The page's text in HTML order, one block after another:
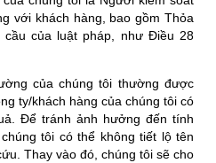
với khách hàng, bao gồm Thỏa
của luật pháp, như Điều 28
của chúng tôi thường được
ty/khách hàng của chúng tôi có
Để tránh ảnh hưởng đến tính
tôi có thể không tiết lộ tên
Thay vào đó, chúng tôi sẽ cho